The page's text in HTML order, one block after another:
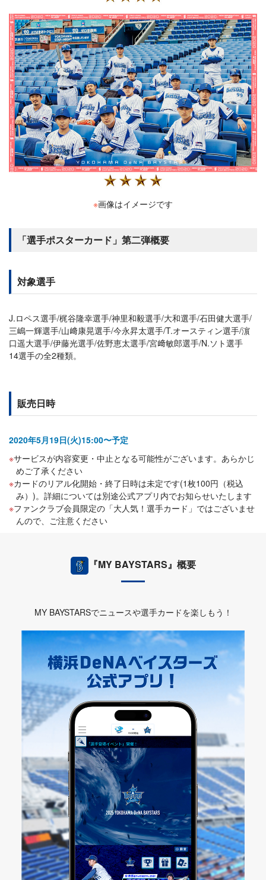
※画像はイメージです
「選手ポスターカード」第二弾概要
対象選手
J.ロペス選手/梶谷隆幸選手/神里和毅選手/大和選手/石田健大選手/
三嶋一輝選手/山﨑康晃選手/今永昇太選手/T.オースティン選手/濵
口遥大選手/伊藤光選手/佐野恵太選手/宮﨑敏郎選手/N.ソト選手
14選手の全2種類。
販売日時
2020年5月19日(火)15:00〜予定
サービスが内容変更・中止となる可能性がございます。あらかじ
めご了承ください
カードのリアル化開始・終了日時は未定です(1枚100円（税込
み）)。詳細については別途公式アプリ内でお知らせいたします
ファンクラブ会員限定の「大人気！選手カード」ではございませ
んので、ご注意ください
『MY BAYSTARS』概要
MY BAYSTARSでニュースや選手カードを楽しもう！